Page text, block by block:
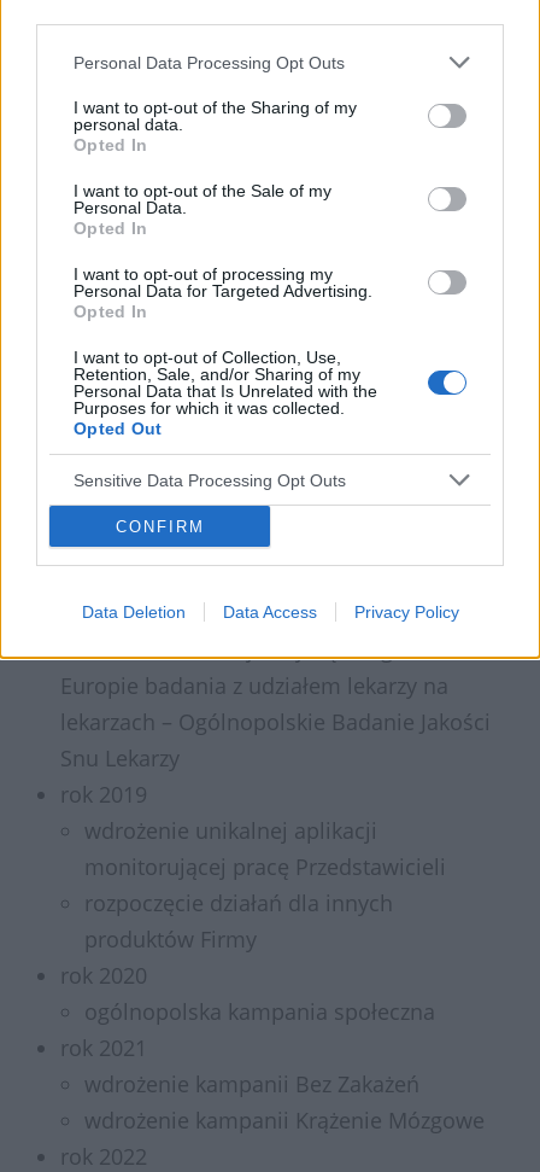
Personal Data Processing Opt Outs
I want to opt-out of the Sharing of my
personal data.
Opted In
I want to opt-out of the Sale of my
Personal Data.
Opted In
I want to opt-out of processing my
Personal Data for Targeted Advertising.
Opted In
I want to opt-out of Collection, Use,
Retention, Sale, and/or Sharing of my
Personal Data that Is Unrelated with the
Purposes for which it was collected.
Opted Out
Sensitive Data Processing Opt Outs
CONFIRM
Data Deletion Data Access Privacy Policy
gamifikacji
Przedstawiciele Firmy
realizacja szkoleń
wdrożenie unikalnej aplikacji do
monitoringu jakości pracy Przedstawicieli
stworzenie unikalnych narzędzi do pracy w
terenie
Kamienie milowe
rok 2011 – rozpoczęcie współpracy,
rozpoczęcia działać w Social Media (FB,
Fora, blogi itp)
rok 2012 – 2016 – cykliczne audycje o
gabinetami lekarski online
Europie badania z udziałem lekarzy na
lekarzach – Ogólnopolskie Badanie Jakości
Snu Lekarzy
rok 2019
wdrożenie unikalnej aplikacji
monitorującej pracę Przedstawicieli
rozpoczęcie działań dla innych
produktów Firmy
rok 2020
ogólnopolska kampania społeczna
rok 2021
wdrożenie kampanii Bez Zakażeń
wdrożenie kampanii Krążenie Mózgowe
rok 2022